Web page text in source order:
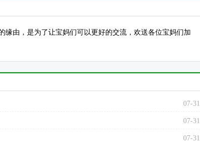
由，是为了让宝妈们可以更好的交流，欢送各位宝妈们加
07-31
07-31
07-31